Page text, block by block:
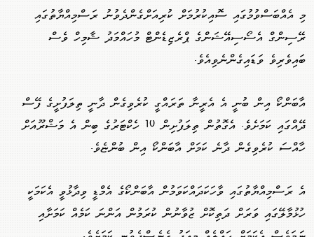
މި އެއްބަސްވުމުގައި ސޮއިކުރުމަށް ކުރިއަށްގެންދެވުނު ރަސްމިއްޔާތުގައި
ރޭސިންގް އެސޯސިއޭޝަންގެ ޕްރެޒިޑެންޓް މުހައްމަދު ޝާމިހް ވެސް
ބައިވެރިވެ ވަޑައިގެންނެވިއެވެ.
އާބަންކޯ އިން ބުނީ އެ އެރީނާ ތަރައްގީ ކުރެވިގެން ދާނީ ތިލަފުށީގެ ފޭސް
ދޭއްގައި ކަމަށެވެ. އެގޮތުން ތިލަފުށިން 10 ހެކްޓަރުގެ ބިން އެ މަޝްރޫއަށް
ހާއްސަ ކުރެވިގެން ދާނެ ކަމަށް އާބަންކޯ އިން ބުންޏެވެ.
އެ ރަސްމިއްޔާތުގައި ވާހަކަދައްކަވަމުން އާބަންކޯގެ އެމްޑީ ވިދާޅުވީ އެކަމަކީ
ހުޅުމާލޭގައި ވަރަށް ދަތިކޮށް ޒުވާނުން ކުރަމުން އަންނަ ކަމެއް ކަމަށާއި